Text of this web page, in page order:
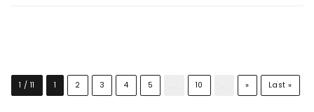
1 / 11 1 2 3 4 5 ... 10 ... » Last »